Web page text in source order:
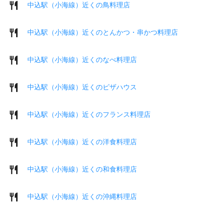
中込駅（小海線）近くの鳥料理店
中込駅（小海線）近くのとんかつ・串かつ料理店
中込駅（小海線）近くのなべ料理店
中込駅（小海線）近くのピザハウス
中込駅（小海線）近くのフランス料理店
中込駅（小海線）近くの洋食料理店
中込駅（小海線）近くの和食料理店
中込駅（小海線）近くの沖縄料理店